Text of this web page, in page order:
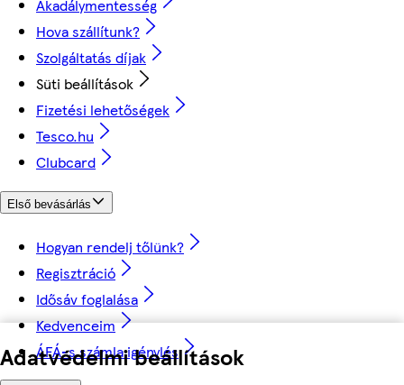
Adatvédelmi beállítások
Akadálymentesség
Hova szállítunk?
Szolgáltatás díjak
Süti beállítások
Fizetési lehetőségek
Tesco.hu
Clubcard
Első bevásárlás
Hogyan rendelj tőlünk?
Regisztráció
Idősáv foglalása
Kedvenceim
ÁFÁ-s számla igénylés